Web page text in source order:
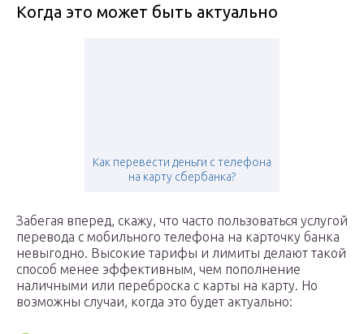
Когда это может быть актуально
Как перевести деньги с телефона
на карту сбербанка?
Забегая вперед, скажу, что часто пользоваться услугой
перевода с мобильного телефона на карточку банка
невыгодно. Высокие тарифы и лимиты делают такой
способ менее эффективным, чем пополнение
наличными или переброска с карты на карту. Но
возможны случаи, когда это будет актуально: